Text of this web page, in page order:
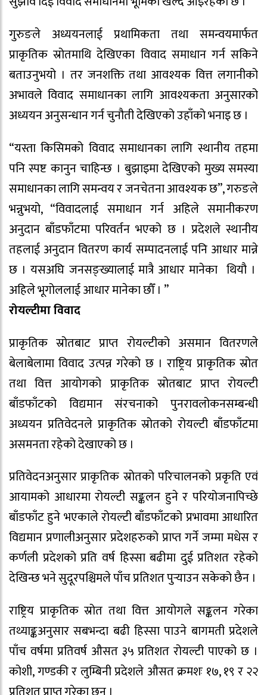
गुरुङले अध्ययनलाई प्रथामिकता तथा समन्वयमार्फत
प्राकृतिक स्रोतमाथि देखिएका विवाद समाधान गर्न सकिने
बताउनुभयो । तर जनशक्ति तथा आवश्यक वित्त लगानीको
अभावले विवाद समाधानका लागि आवश्यकता अनुसारको
अध्ययन अनुसन्धान गर्न चुनौती देखिएको उहाँको भनाइ छ ।
“यस्ता किसिमको विवाद समाधानका लागि स्थानीय तहमा
पनि स्पष्ट कानुन चाहिन्छ । बुझाइमा देखिएको मुख्य समस्या
समाधानका लागि समन्वय र जनचेतना आवश्यक छ”, गरुङले
भन्नुभयो, “विवादलाई समाधान गर्न अहिले समानीकरण
अनुदान बाँडफाँटमा परिवर्तन भएको छ । प्रदेशले स्थानीय
तहलाई अनुदान वितरण कार्य सम्पादनलाई पनि आधार मान्ने
छ । यसअघि जनसङ्ख्यालाई मात्रै आधार मानेका थियौ ।
अहिले भूगोललाई आधार मानेका छौँ । ”
रोयल्टीमा विवाद
प्राकृतिक स्रोतबाट प्राप्त रोयल्टीको असमान वितरणले
बेलाबेलामा विवाद उत्पन्न गरेको छ । राष्ट्रिय प्राकृतिक स्रोत
तथा वित्त आयोगको प्राकृतिक स्रोतबाट प्राप्त रोयल्टी
बाँडफाँटको विद्यमान संरचनाको पुनरावलोकनसम्बन्धी
अध्ययन प्रतिवेदनले प्राकृतिक स्रोतको रोयल्टी बाँडफाँटमा
असमनता रहेको देखाएको छ ।
प्रतिवेदनअनुसार प्राकृतिक स्रोतको परिचालनको प्रकृति एवं
आयामको आधारमा रोयल्टी सङ्कलन हुने र परियोजनापिच्छे
बाँडफाँट हुने भएकाले रोयल्टी बाँडफाँटको प्रभावमा आधारित
विद्यमान प्रणालीअनुसार प्रदेशहरुको प्राप्त गर्ने जम्मा मधेस र
कर्णली प्रदेशको प्रति वर्ष हिस्सा बढीमा दुई प्रतिशत रहेको
देखिन्छ भने सुदूरपश्चिमले पाँच प्रतिशत पुर्‍याउन सकेको छैन ।
राष्ट्रिय प्राकृतिक स्रोत तथा वित्त आयोगले सङ्कलन गरेका
तथ्याङ्कअनुसार सबभन्दा बढी हिस्सा पाउने बागमती प्रदेशले
पाँच वर्षमा प्रतिवर्ष औसत ३५ प्रतिशत रोयल्टी पाएको छ ।
कोशी, गण्डकी र लुम्बिनी प्रदेशले औसत क्रमशः १७, १९ र २२